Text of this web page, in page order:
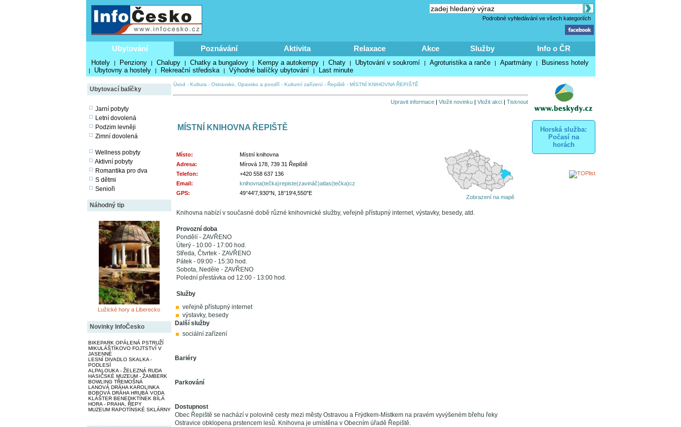
Podrobné vyhledávání ve všech kategoriích
Ubytování Poznávání Aktivita Relaxace Akce Služby Info o ČR
Hotely | Penziony | Chalupy | Chatky a bungalovy | Kempy a autokempy | Chaty | Ubytování v soukromí | Agroturistika a ranče | Apartmány | Business hotely
| Ubytovny a hostely | Rekreační střediska | Výhodné balíčky ubytování | Last minute
Ubytovací balíčky
Jarní pobyty
Letní dovolená
Podzim levněji
Zimní dovolená
Wellness pobyty
Aktivní pobyty
Romantika pro dva
S dětmi
Senioři
Náhodný tip
Lužické hory a Liberecko
Novinky InfoČesko
BIKEPARK OPÁLENÁ PSTRUŽÍ
MIKULÁŠTÍKOVO FOJTSTVÍ V
JASENNÉ
LESNÍ DIVADLO SKALKA -
PODLESÍ
ALPALOUKA - ŽELEZNÁ RUDA
HASIČSKÉ MUZEUM - ŽAMBERK
BOWLING TŘEMOŠNÁ
LANOVÁ DRÁHA KAROLINKA
BOBOVÁ DRÁHA HRUBÁ VODA
KLÁŠTER BENEDIKTÍNEK BÍLÁ
HORA - PRAHA, ŘEPY
MUZEUM RAPOTÍNSKÉ SKLÁRNY
Úvod - Kultura - Ostravsko, Opavsko a poodří- Kulturní zařízení- Řepiště - MÍSTNÍ KNIHOVNA ŘEPIŠTĚ
Upravit informace| Vložit novinku| Vložit akci| Tisknout
MÍSTNÍ KNIHOVNA ŘEPIŠTĚ
Místo:
Místní knihovna
Adresa:
Mírová 178, 739 31 Řepiště
Telefon:
+420 558 637 136
Email:
knihovna(tečka)repiste(zavináč)atlas(tečka)cz
GPS:
49°44'7,930"N, 18°19'4,550"E
Zobrazení na mapě
Knihovna nabízí v současné době různé knihovnické služby, veřejně přístupný internet, výstavky, besedy, atd.
Provozní doba
Pondělí - ZAVŘENO
Úterý - 10:00 - 17:00 hod.
Středa, Čtvrtek - ZAVŘENO
Pátek - 09:00 - 15:30 hod.
Sobota, Neděle - ZAVŘENO
Polední přestávka od 12:00 - 13:00 hod.
Služby
veřejně přístupný internet
výstavky, besedy
Další služby
sociální zařízení
Bariéry
Parkování
Dostupnost
Obec Řepiště se nachází v polovině cesty mezi městy Ostravou a Frýdkem-Místkem na pravém vyvýšeném břehu řeky
Ostravice obklopena prstencem lesů. Knihovna je umístěna v Obecním úřadě Řepiště.
Horská služba:
Počasí na
horách